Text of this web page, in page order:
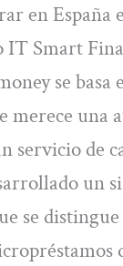
en España
IT Smart
se basa
merece una
servicio de
un
se